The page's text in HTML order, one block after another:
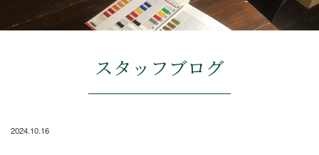
スタッフブログ
2024.10.16